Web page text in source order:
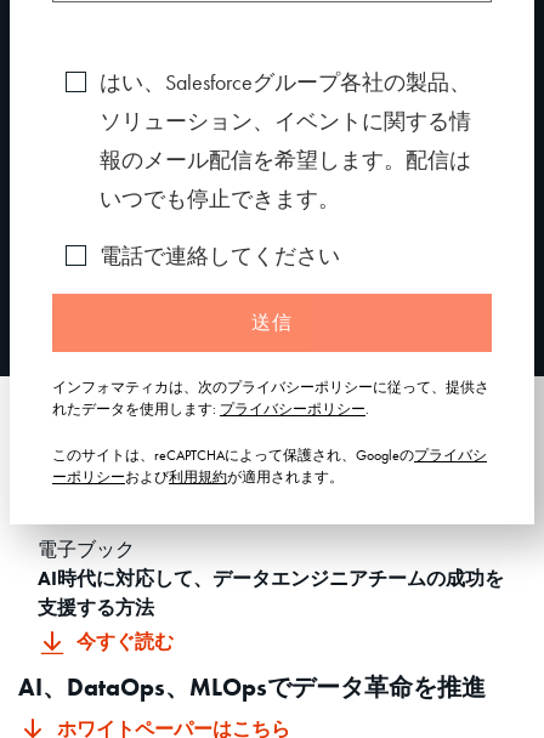
はい、Salesforceグループ各社の製品、
ソリューション、イベントに関する情
報のメール配信を希望します。配信は
いつでも停止できます。
電話で連絡してください
送信
インフォマティカは、次のプライバシーポリシーに従って、提供さ
れたデータを使用します: プライバシーポリシー.
このサイトは、reCAPTCHAによって保護され、Googleのプライバシ
ーポリシーおよび利用規約が適用されます。
CLAIRE GPT：自然言語でデータと会話する
お勧めの関連資料
電子ブック
AI時代に対応して、データエンジニアチームの成功を
支援する方法
今すぐ読む
AI、DataOps、MLOpsでデータ革命を推進
ホワイトペーパーはこちら